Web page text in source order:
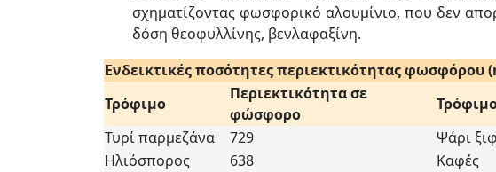
σχηματίζοντας φωσφορικό αλουμίνιο, που δεν
δόση θεοφυλλίνης, βενλαφαξίνη.
Ενδεικτικές ποσότητες περιεκτικότητας φωσφόρου
Τρόφιμο
Περιεκτικότητα σε
φώσφορο
Τυρί παρμεζάνα
729 Ψάρι
Ηλιόσπορος
638 Καφές